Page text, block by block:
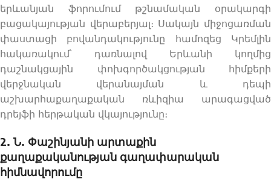
երևանյան ֆորումում թշնամական օրակարգի
բացակայության վերաբերյալ։ Սակայն միջոցառման
փաստացի բովանդակությունը համոզեց Կրեմլին
հակառակում՝ դառնալով Երևանի կողմից
դաշնակցային փոխգործակցության հիմքերի
վերջնական վերանայման և դեպի
աշխարհաքաղաքական ռևիզիա արագացված
դրեյֆի հերթական վկայությունը։
2. Ն. Փաշինյանի արտաքին
քաղաքականության գաղափարական
հիմնավորումը